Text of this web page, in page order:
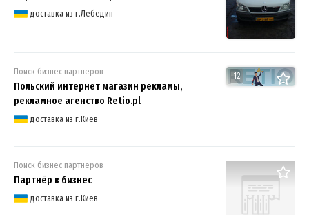
доставка из г.Лебедин
12
Поиск бизнес партнеров
Польский интернет магазин рекламы,
рекламное агенство Retio.pl
доставка из г.Киев
Поиск бизнес партнеров
Партнёр в бизнес
доставка из г.Киев